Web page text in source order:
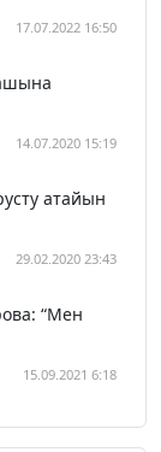
17.07.2022 16:50
14.07.2020 15:19
атайын
29.02.2020 23:43
“Мен
15.09.2021 6:18